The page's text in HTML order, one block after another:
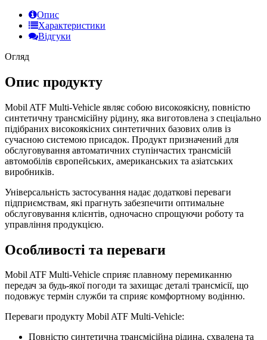
Опис
Характеристики
Відгуки
Огляд
Опис продукту
Mobil ATF Multi-Vehicle являє собою високоякісну, повністю
синтетичну трансмісійну рідину, яка виготовлена з спеціально
підібраних високоякісних синтетичних базових олив із
сучасною системою присадок. Продукт призначений для
обслуговування автоматичних ступінчастих трансмісій
автомобілів європейських, американських та азіатських
виробників.
Універсальність застосування надає додаткові переваги
підприємствам, які прагнуть забезпечити оптимальне
обслуговування клієнтів, одночасно спрощуючи роботу та
управління продукцією.
Особливості та переваги
Mobil ATF Multi-Vehicle сприяє плавному перемиканню
передач за будь-якої погоди та захищає деталі трансмісії, що
подовжує термін служби та сприяє комфортному водінню.
Переваги продукту Mobil ATF Multi-Vehicle:
Повністю синтетична трансмісійна рідина, схвалена та